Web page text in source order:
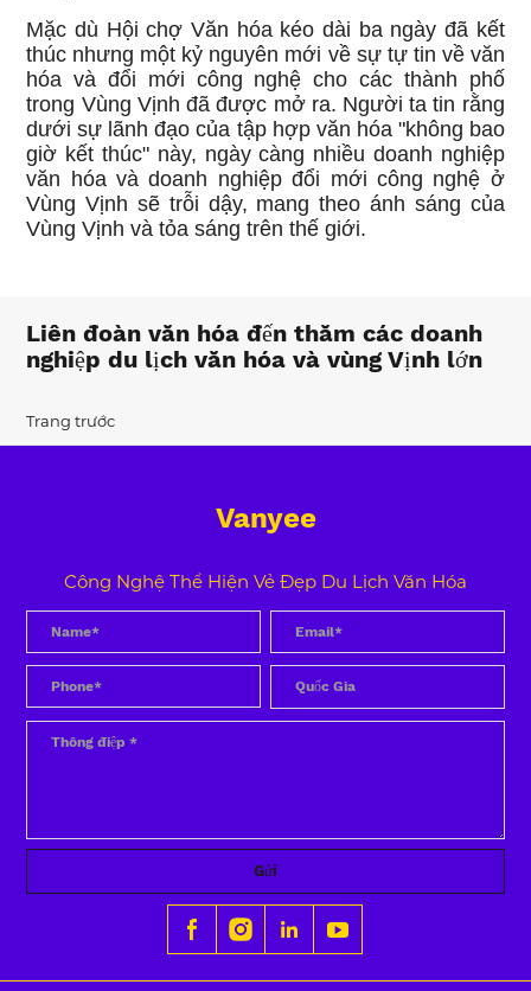
Mặc dù Hội chợ Văn hóa kéo dài ba ngày đã kết
thúc nhưng một kỷ nguyên mới về sự tự tin về văn
hóa và đổi mới công nghệ cho các thành phố
trong Vùng Vịnh đã được mở ra. Người ta tin rằng
dưới sự lãnh đạo của tập hợp văn hóa "không bao
giờ kết thúc" này, ngày càng nhiều doanh nghiệp
văn hóa và doanh nghiệp đổi mới công nghệ ở
Vùng Vịnh sẽ trỗi dậy, mang theo ánh sáng của
Vùng Vịnh và tỏa sáng trên thế giới.
Liên đoàn văn hóa đến thăm các doanh
nghiệp du lịch văn hóa và vùng Vịnh lớn
Trang trước
Vanyee
Công Nghệ Thể Hiện Vẻ Đẹp Du Lịch Văn Hóa
Gửi